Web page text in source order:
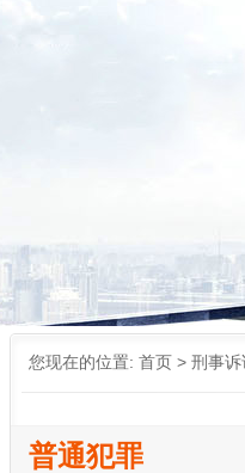
您现在的位置: 首页 > 刑事诉
普通犯罪